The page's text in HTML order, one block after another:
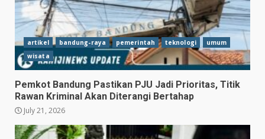
artikel bandung-raya pemerintah teknologi
umum
wisata
Pemkot Bandung Pastikan PJU Jadi Prioritas, Titik
Rawan Kriminal Akan Diterangi Bertahap
July 21, 2026